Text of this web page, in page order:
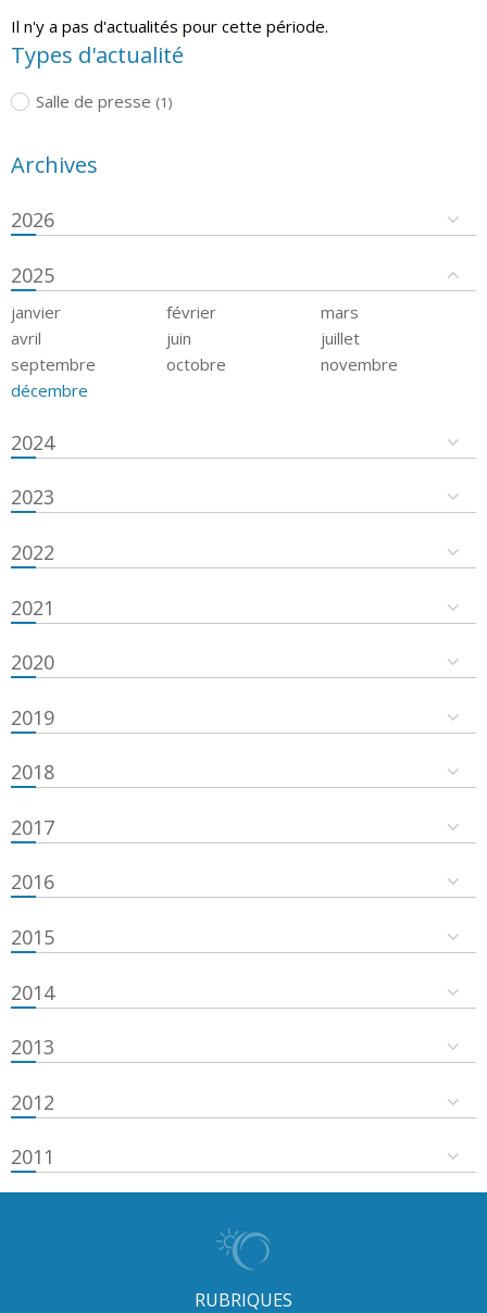
Il n'y a pas d'actualités pour cette période.
Types d'actualité
Salle de presse (1)
Archives
2026
2025
janvier février
mars
avril
juin
juillet
septembre
octobre
novembre
décembre
2024
2023
2022
2021
2020
2019
2018
2017
2016
2015
2014
2013
2012
2011
RUBRIQUES